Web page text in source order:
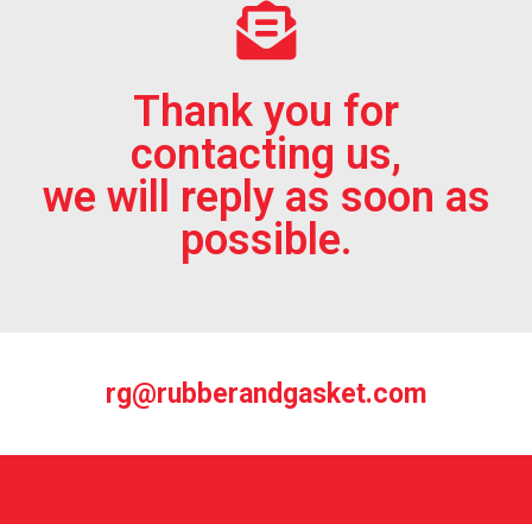
Thank you for
contacting us,
we will reply as soon as
possible.
rg@rubberandgasket.com